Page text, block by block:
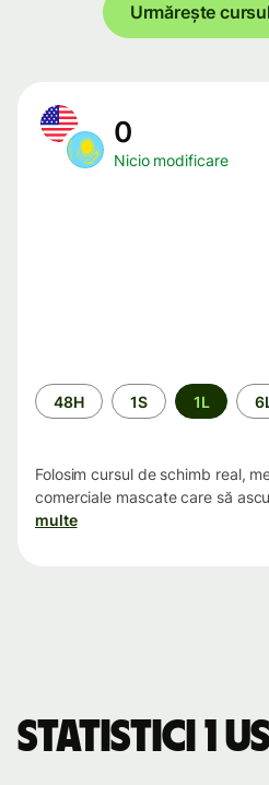
Urmărește
0
Nicio modificare
Perioada
48H 1S 1L
Folosim cursul de schimb real,
comerciale mascate care să
multe
Statistici 1